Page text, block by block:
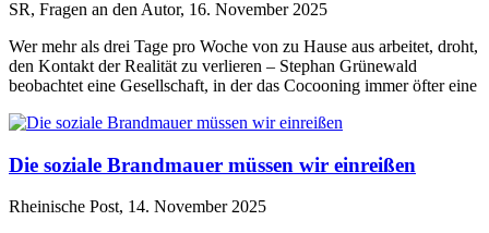
SR, Fragen an den Autor, 16. November 2025
Wer mehr als drei Tage pro Woche von zu Hause aus arbeitet, droht,
den Kontakt der Realität zu verlieren – Stephan Grünewald
beobachtet eine Gesellschaft, in der das Cocooning immer öfter eine
Die soziale Brandmauer müssen wir einreißen
Rheinische Post, 14. November 2025